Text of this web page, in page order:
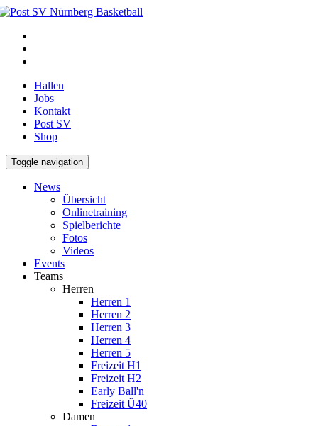
Hallen
Jobs
Kontakt
Post SV
Shop
Toggle navigation
News
Übersicht
Onlinetraining
Spielberichte
Fotos
Videos
Events
Teams
Herren
Herren 1
Herren 2
Herren 3
Herren 4
Herren 5
Freizeit H1
Freizeit H2
Early Ball'n
Freizeit Ü40
Damen